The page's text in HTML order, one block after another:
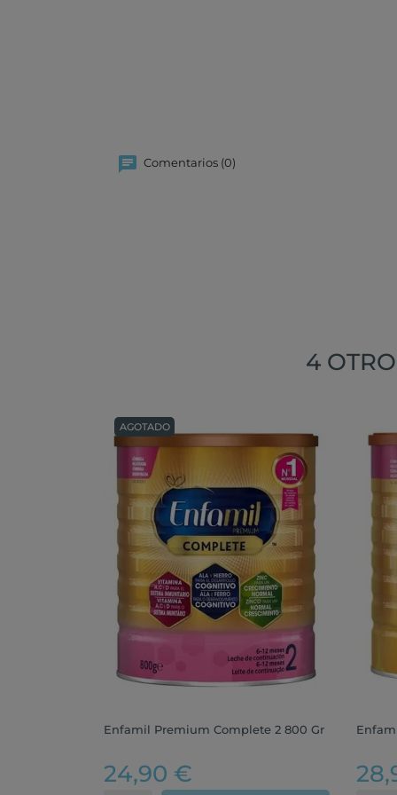
Comentarios (0)
4
Enfamil Premium Complete 2 800 Gr
24,90 €
AGOTADO